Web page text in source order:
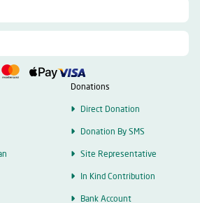
Donations
Direct Donation
Donation By SMS
Site Representative
In Kind Contribution
Bank Account